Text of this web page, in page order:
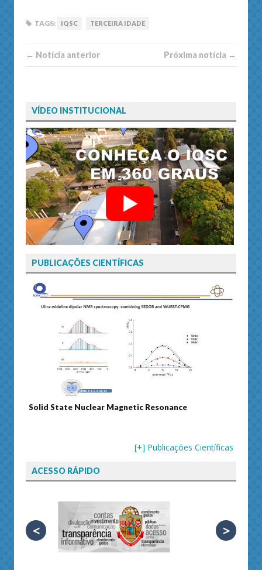
TAGS: IQSC TERCEIRA IDADE
← Notí­cia anterior Próxima notí­­cia →
VÍDEO INSTITUCIONAL
PUBLICAÇÕES CIENTÍFICAS
Resonance Journal of Separation Science
[+] Publicações Científicas
ACESSO RÁPIDO
< >